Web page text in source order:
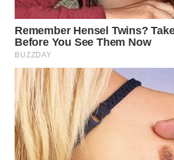
WN
MAJALENGKA
WN
SUBANG
WN
SUKABUMI
WN